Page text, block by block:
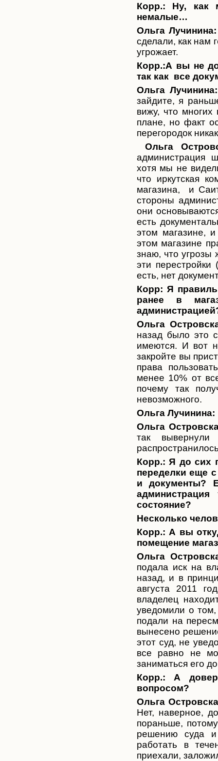
Корр.: Ну, как
немалые…
Ольга Лучинина:
сделали, как нам
угрожает.
Корр.:А вы не
так как все
Ольга Лучинина:
зайдите, я
вижу, что
плане, но факт
перегородок
Ольга
администрация
хотя мы не
что иркутская
магазина, и
стороны
они
есть
этом магазине,
этом магазине
знаю, что угрозы
эти
есть, нет
Корр: Я
ранее в
Ольга
назад было это
имеются. И вот
закройте вы
права
менее 10% от
почему так
невозможного.
Ольга Лучинина:
Ольга
так
Корр.: Я до сих
переделки еще
и документы?
администрация
состояние?
Несколько
Корр.: А вы
помещение
Ольга
подала иск на
назад, и в
августа 2011
владелец
уведомили о том,
подали на
вынесено
этот суд, не
все равно не
заниматься его
Корр.: А
вопросом?
Ольга
Нет, наверное,
пораньше,
решению суда
работать в
приехали,